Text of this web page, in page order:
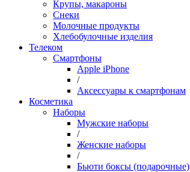
Крупы, макароны
Снеки
Молочные продукты
Хлебобулочные изделия
Телеком
Смартфоны
Apple iPhone
/
Аксессуары к смартфонам
Косметика
Наборы
Мужские наборы
/
Женские наборы
/
Бьюти боксы (подарочные)